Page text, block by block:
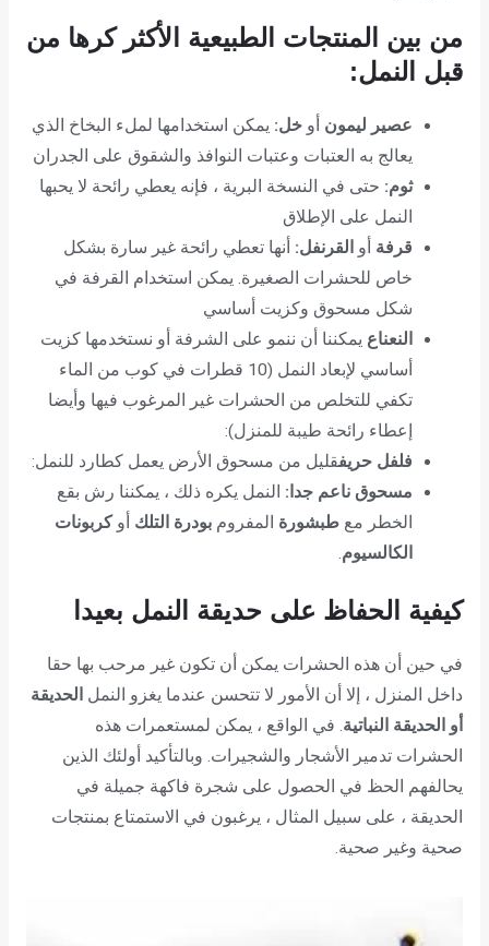
من بين المنتجات الطبيعية الأكثر كرها من
قبل النمل:
عصير ليمون أوخل: يمكن استخدامها لملء البخاخ الذي
يعالج به العتبات وعتبات النوافذ والشقوق على الجدران
ثوم: حتى في النسخة البرية ، فإنه يعطي رائحة لا يحبها
النمل على الإطلاق
قرفة أو القرنفل: أنها تعطي رائحة غير سارة بشكل
خاص للحشرات الصغيرة. يمكن استخدام القرفة في
شكل مسحوق وكزيت أساسي
النعناع يمكننا أن ننمو على الشرفة أو نستخدمها كزيت
أساسي لإبعاد النمل (10 قطرات في كوب من الماء
تكفي للتخلص من الحشرات غير المرغوب فيها وأيضا
إعطاء رائحة طيبة للمنزل):
فلفل حريفقليل من مسحوق الأرض يعمل كطارد للنمل:
مسحوق ناعم جدا: النمل يكره ذلك ، يمكننا رش بقع
الخطر معطبشورة المفرومبودرة التلك أو كربونات
الكالسيوم.
كيفية الحفاظ على حديقة النمل بعيدا
في حين أن هذه الحشرات يمكن أن تكون غير مرحب بها حقا
داخل المنزل ، إلا أن الأمور لا تتحسن عندما يغزو النمل الحديقة
أو الحديقة النباتية. في الواقع ، يمكن لمستعمرات هذه
الحشرات تدمير الأشجار والشجيرات. وبالتأكيد أولئك الذين
يحالفهم الحظ في الحصول على شجرة فاكهة جميلة في
الحديقة ، على سبيل المثال ، يرغبون في الاستمتاع بمنتجات
صحية وغير صحية.